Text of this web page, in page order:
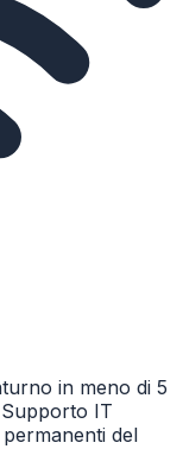
in meno di 5
IT
del